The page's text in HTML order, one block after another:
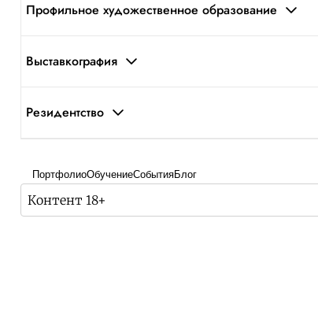
Профильное художественное образование
Выставкография
Резидентство
ПортфолиоОбучениеСобытияБлог
Контент 18+